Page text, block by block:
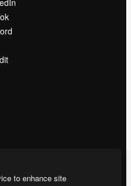
to enhance site